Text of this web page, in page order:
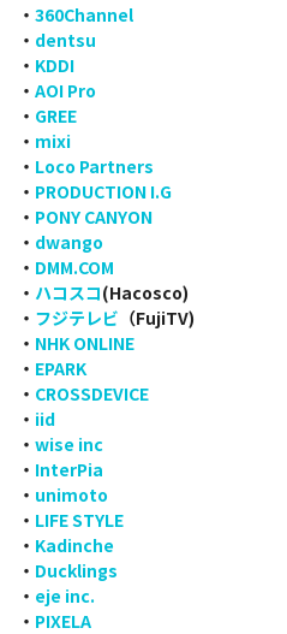
・ 360Channel
・ dentsu
・ KDDI
・ AOI Pro
・ GREE
・ mixi
・ Loco Partners
・ PRODUCTION I.G
・ PONY CANYON
・ dwango
・ DMM.COM
・ ハコスコ(Hacosco)
・ フジテレビ （FujiTV)
・ NHK ONLINE
・ EPARK
・ CROSSDEVICE
・ iid
・ wise inc
・ InterPia
・ unimoto
・ LIFE STYLE
・ Kadinche
・ Ducklings
・ eje inc.
・ PIXELA